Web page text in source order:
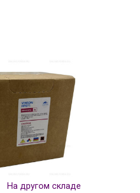
На другом складе